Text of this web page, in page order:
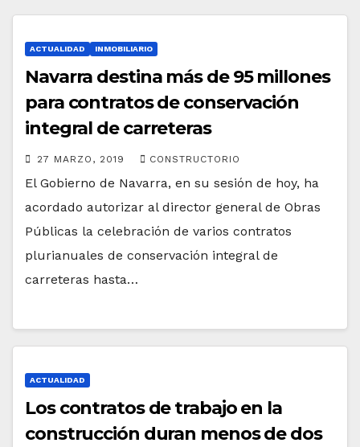
ACTUALIDAD INMOBILIARIO
Navarra destina más de 95 millones
para contratos de conservación
integral de carreteras
27 MARZO, 2019 CONSTRUCTORIO
El Gobierno de Navarra, en su sesión de hoy, ha
acordado autorizar al director general de Obras
Públicas la celebración de varios contratos
plurianuales de conservación integral de
carreteras hasta…
ACTUALIDAD
Los contratos de trabajo en la
construcción duran menos de dos